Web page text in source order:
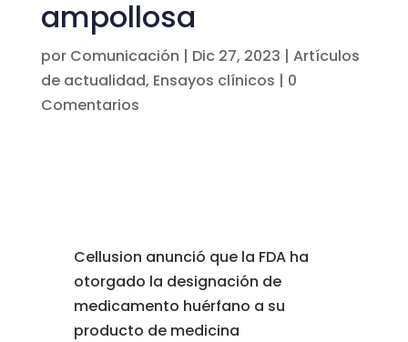
ampollosa
por Comunicación | Dic 27, 2023 | Artículos
de actualidad, Ensayos clínicos | 0
Comentarios
Cellusion anunció que la FDA ha
otorgado la designación de
medicamento huérfano a su
producto de medicina